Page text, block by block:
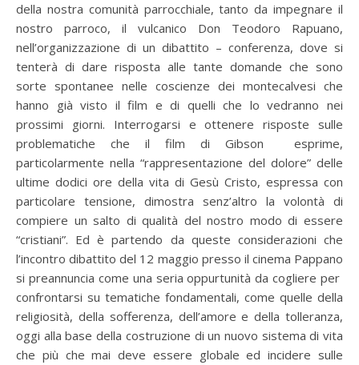
della nostra comunità parrocchiale, tanto da impegnare il
nostro parroco, il vulcanico Don Teodoro Rapuano,
nell’organizzazione di un dibattito – conferenza, dove si
tenterà di dare risposta alle tante domande che sono
sorte spontanee nelle coscienze dei montecalvesi che
hanno già visto il film e di quelli che lo vedranno nei
prossimi giorni. Interrogarsi e ottenere risposte sulle
problematiche che il film di Gibson esprime,
particolarmente nella “rappresentazione del dolore” delle
ultime dodici ore della vita di Gesù Cristo, espressa con
particolare tensione, dimostra senz’altro la volontà di
compiere un salto di qualità del nostro modo di essere
“cristiani”. Ed è partendo da queste considerazioni che
l’incontro dibattito del 12 maggio presso il cinema Pappano
si preannuncia come una seria oppurtunità da cogliere per
confrontarsi su tematiche fondamentali, come quelle della
religiosità, della sofferenza, dell’amore e della tolleranza,
oggi alla base della costruzione di un nuovo sistema di vita
che più che mai deve essere globale ed incidere sulle